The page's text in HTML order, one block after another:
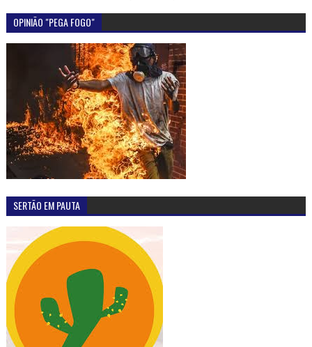
OPINIÃO "PEGA FOGO"
SERTÃO EM PAUTA